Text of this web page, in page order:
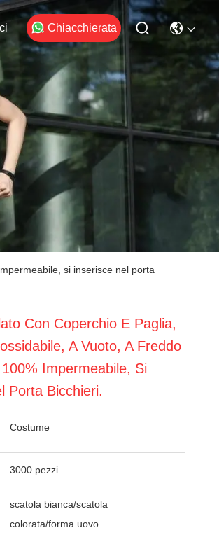
Chiacchierata
si inserisce nel porta
Con Coperchio E Paglia,
A Vuoto, A Freddo
Impermeabile, Si
Porta Bicchieri.
Costume
3000 pezzi
scatola bianca/scatola
colorata/forma uovo